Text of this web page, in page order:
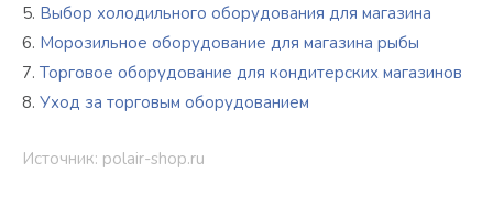
Выбор холодильного оборудования для магазина
Морозильное оборудование для магазина рыбы
Торговое оборудование для кондитерских магазинов
Уход за торговым оборудованием
Источник: polair-shop.ru